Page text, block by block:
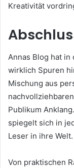
Kreativität
Annas Blog hat
wirklich Spuren
Mischung aus
Publikum
spiegelt sich in
Leser in ihre Welt.
Von praktischen